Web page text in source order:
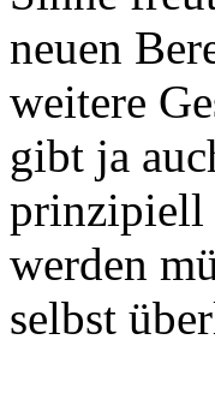
neuen
weitere
gibt ja
prinzipiell
werden
selbst